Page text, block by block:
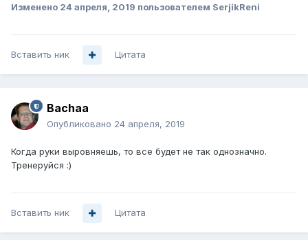
Изменено 24 апреля, 2019 пользователем SerjikReni
Вставить ник Цитата
Bachaa
Опубликовано 24 апреля, 2019
Когда руки выровняешь, то все будет не так однозначно.
Тренеруйся :)
Вставить ник Цитата